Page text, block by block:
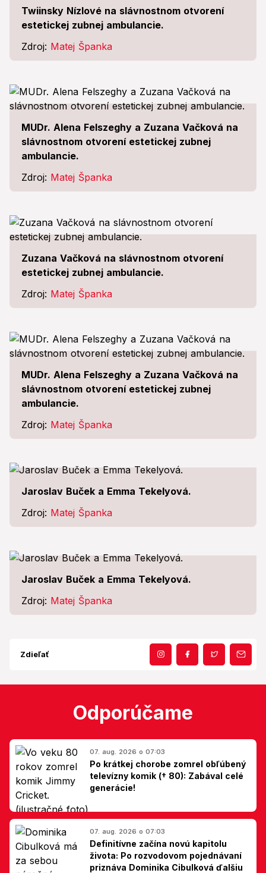
Twiinsky Nízlové na slávnostnom otvorení
estetickej zubnej ambulancie.
Zdroj: Matej Španka
MUDr. Alena Felszeghy a Zuzana Vačková na
slávnostnom otvorení estetickej zubnej
ambulancie.
Zdroj: Matej Španka
Zuzana Vačková na slávnostnom otvorení
estetickej zubnej ambulancie.
Zdroj: Matej Španka
MUDr. Alena Felszeghy a Zuzana Vačková na
slávnostnom otvorení estetickej zubnej
ambulancie.
Zdroj: Matej Španka
Jaroslav Buček a Emma Tekelyová.
Zdroj: Matej Španka
Jaroslav Buček a Emma Tekelyová.
Zdroj: Matej Španka
Zdieľať
Odporúčame
07. aug. 2026 o 07:03
Po krátkej chorobe zomrel obľúbený
televízny komik († 80): Zabával celé
generácie!
07. aug. 2026 o 07:03
Definitívne začína novú kapitolu
života: Po rozvodovom pojednávaní
priznáva Dominika Cibulková ďalšiu